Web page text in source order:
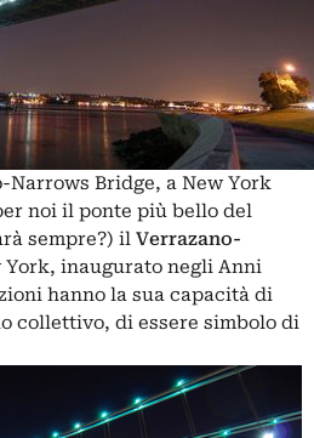
Narrows Bridge, a New York
noi il ponte più bello del
sempre?) il Verrazano-
York, inaugurato negli Anni
hanno la sua capacità di
collettivo, di essere simbolo di